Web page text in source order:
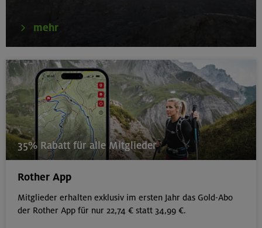
mehr
35% Rabatt für alle Mitglieder
Rother App
Mitglieder erhalten exklusiv im ersten Jahr das Gold-Abo
der Rother App für nur 22,74 € statt 34,99 €.